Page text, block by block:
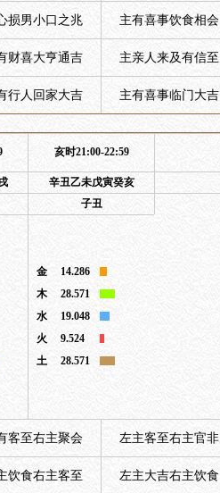
损男小口之兆 主有喜事饮食相会
财喜大亨通吉 主亲人来及有信至
行人回家大吉 主有喜事临门大吉
亥时21:00-22:59
辛丑乙未戊寅癸亥
子丑
金
14.286
木
28.571
水
19.048
火
9.524
土
28.571
客至右主聚会 左主客至右主官非
饮食右主客至 左主大吉右主饮食